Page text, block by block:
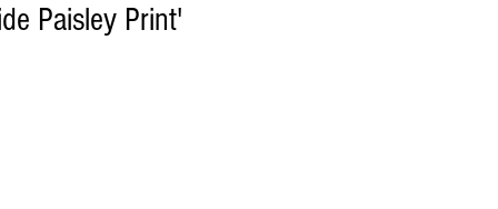
Paisley Print'